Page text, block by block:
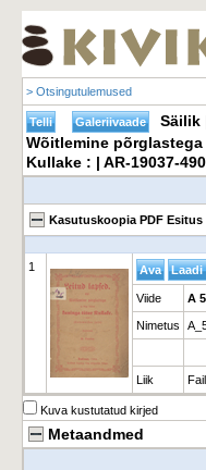
> Otsingutulemused
Säilik
Wõitlemine
Kullake : | AR-19037-
Kasutuskoopia PDF Esitus
1
Viide A 5
Nimetus
Liik
Kuva kustutatud kirjed
Metaandmed